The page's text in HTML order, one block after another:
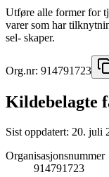
Utføre alle former for
varer som har
sel- skaper.
Org.nr: 914791723
Kildebelagte
Sist oppdatert: 20. juli
Organisasjonsnummer
914791723